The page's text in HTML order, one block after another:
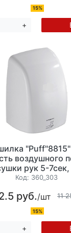
15%
+
воздушного
рук 5-
ударопрочный
Код: 360_303
руб./шт 11
15%
+